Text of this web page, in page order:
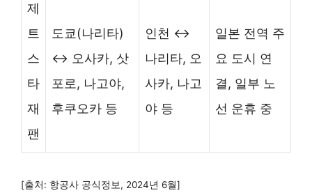
제
트
스
타
재
팬
도쿄(나리타)
↔ 오사카, 삿
포로, 나고야,
후쿠오카 등
인천 ↔
나리타, 오
사카, 나고
야 등
일본 전역 주
요 도시 연
결, 일부 노
선 운휴 중
[출처: 항공사 공식정보, 2024년 6월]